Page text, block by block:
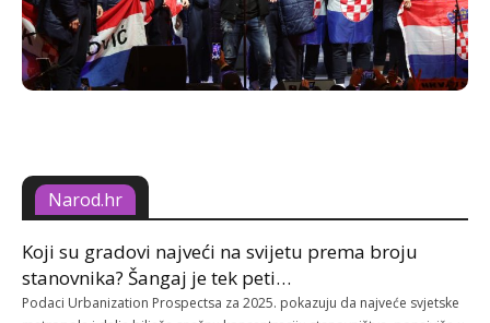
Narod.hr
Koji su gradovi najveći na svijetu prema broju
stanovnika? Šangaj je tek peti…
Podaci Urbanization Prospectsa za 2025. pokazuju da najveće svjetske